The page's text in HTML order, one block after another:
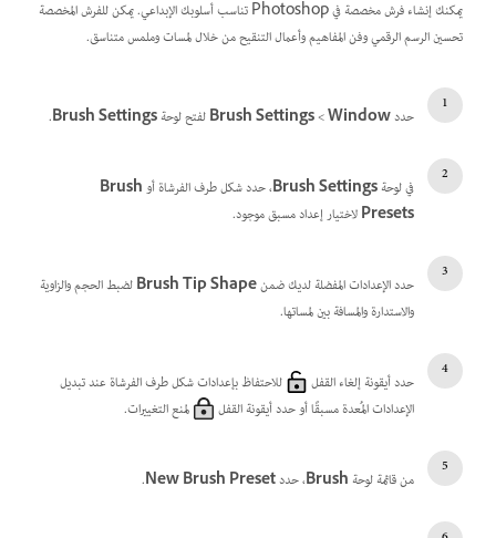
يمكنك إنشاء فرش مخصصة في Photoshop تناسب أسلوبك الإبداعي. يمكن للفرش المخصصة
تحسين الرسم الرقمي وفن المفاهيم وأعمال التنقيح من خلال لمسات وملمس متناسق.
حددWindow
>‏
Brush Settingsلفتح لوحةBrush Settings
.
في لوحةBrush Settings، حدد شكل طرف الفرشاة أوBrush
Presetsلاختيار إعداد مسبق موجود.
حدد الإعدادات المفضلة لديك ضمنBrush Tip Shapeلضبط الحجم والزاوية
والاستدارة والمسافة بين لمساتها.
حدد أيقونة إلغاء القفل
للاحتفاظ بإعدادات شكل طرف الفرشاة عند تبديل
الإعدادات المُعدة مسبقًا أو حدد أيقونة القفل
لمنع التغييرات.
من قائمة لوحةBrush، حددNew Brush Preset
.